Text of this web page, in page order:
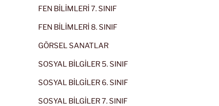
FEN BİLİMLERİ 7. SINIF
FEN BİLİMLERİ 8. SINIF
GÖRSEL SANATLAR
SOSYAL BİLGİLER 5. SINIF
SOSYAL BİLGİLER 6. SINIF
SOSYAL BİLGİLER 7. SINIF